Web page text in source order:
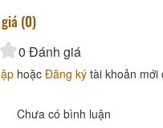
(0)
0 Đánh giá
hoặc Đăng ký tài khoản mới
Chưa có bình luận